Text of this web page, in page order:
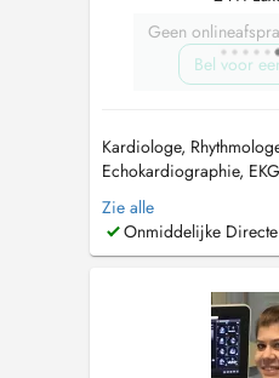
Geen
Bel voor
Kardiologe,
Echokardiographie,
Langzeit-EKG, Langzeit-
Nachsorge von aktiven
Herzschrittmacher, CRT,
Praxis befindet sich
Gesondheetszentrums...
Zie alle
Onmiddelijke